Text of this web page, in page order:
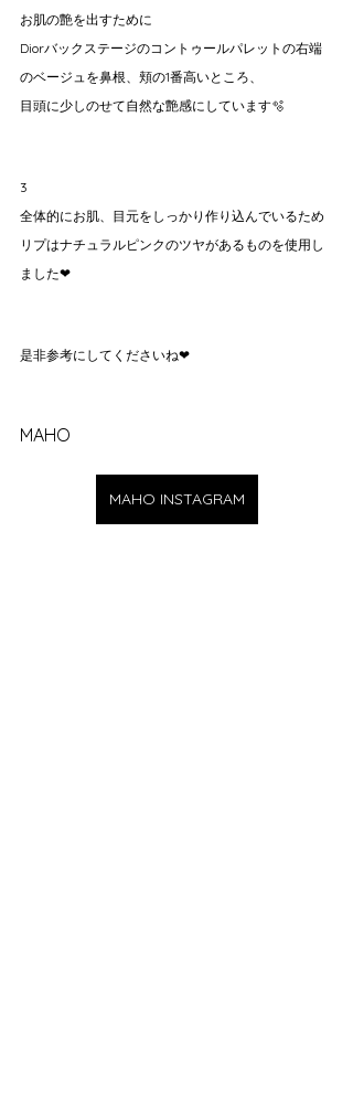
お肌の艶を出すために
Diorバックステージのコントゥールパレットの右端
のベージュを鼻根、頬の1番高いところ、
目頭に少しのせて自然な艶感にしています🫧
3
全体的にお肌、目元をしっかり作り込んでいるため
リプはナチュラルピンクのツヤがあるものを使用し
ました❤︎
是非参考にしてくださいね❤︎
MAHO
MAHO INSTAGRAM